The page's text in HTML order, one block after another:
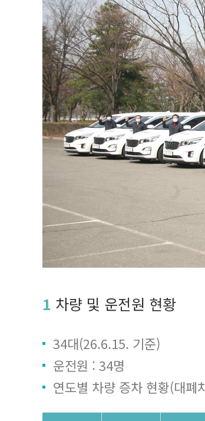
1 차량 및 운전원 현황
34대(26.6.15. 기준)
운전원 : 34명
연도별 차량 증차 현황(대폐